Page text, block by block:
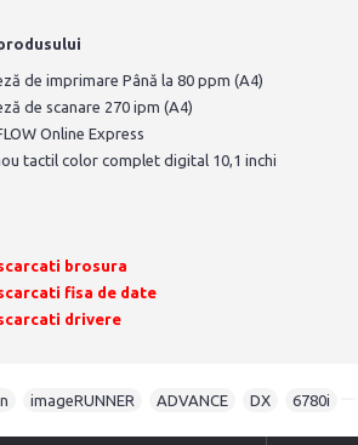
de imprimare Până la 80 ppm (A4)
de scanare 270 ipm (A4)
Online Express
tactil color complet digital 10,1 inchi
brosura
fisa de date
drivere
imageRUNNER ADVANCE DX 6780i